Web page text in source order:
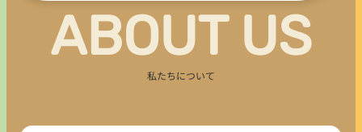
ABOUT US
私たちについて